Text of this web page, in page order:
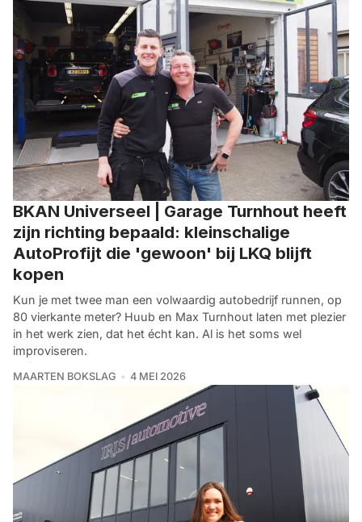
BKAN Universeel | Garage Turnhout heeft
zijn richting bepaald: kleinschalige
AutoProfijt die 'gewoon' bij LKQ blijft
kopen
Kun je met twee man een volwaardig autobedrijf runnen, op
80 vierkante meter? Huub en Max Turnhout laten met plezier
in het werk zien, dat het écht kan. Al is het soms wel
improviseren.
MAARTEN BOKSLAG 4 MEI 2026